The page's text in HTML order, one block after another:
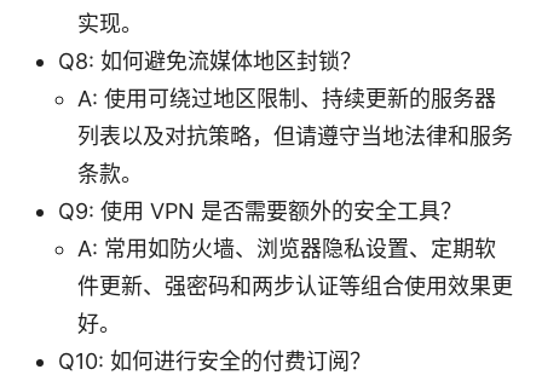
实现。
Q8: 如何避免流媒体地区封锁？
A: 使用可绕过地区限制、持续更新的服务器
列表以及对抗策略，但请遵守当地法律和服务
条款。
Q9: 使用 VPN 是否需要额外的安全工具？
A: 常用如防火墙、浏览器隐私设置、定期软
件更新、强密码和两步认证等组合使用效果更
好。
Q10: 如何进行安全的付费订阅？